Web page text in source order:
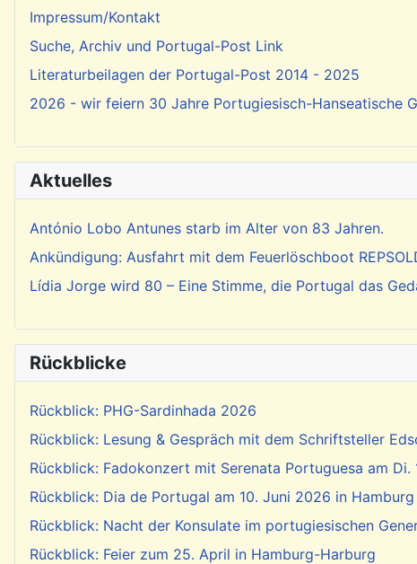
Impressum/Kontakt
Suche, Archiv und Portugal-Post Link
Literaturbeilagen der Portugal-Post 2014 - 2025
2026 - wir feiern 30 Jahre Portugiesisch-Hanseatische
Aktuelles
António Lobo Antunes starb im Alter von 83 Jahren.
Ankündigung: Ausfahrt mit dem Feuerlöschboot
Lídia Jorge wird 80 – Eine Stimme, die Portugal das
Rückblicke
Rückblick: PHG-Sardinhada 2026
Rückblick: Lesung & Gespräch mit dem Schriftsteller
Rückblick: Fadokonzert mit Serenata Portuguesa am
Rückblick: Dia de Portugal am 10. Juni 2026 in Hamburg
Rückblick: Nacht der Konsulate im portugiesischen
Rückblick: Feier zum 25. April in Hamburg-Harburg